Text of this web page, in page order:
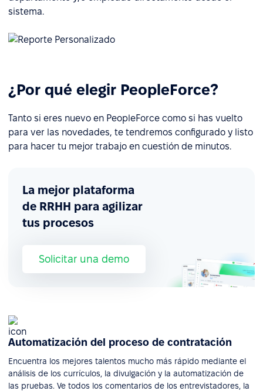
sistema.
¿Por qué elegir PeopleForce?
Tanto si eres nuevo en PeopleForce como si has vuelto
para ver las novedades, te tendremos configurado y listo
para hacer tu mejor trabajo en cuestión de minutos.
La mejor plataforma
de RRHH para agilizar
tus procesos
Solicitar una demo
Automatización del proceso de contratación
Encuentra los mejores talentos mucho más rápido mediante el
análisis de los currículos, la divulgación y la automatización de
las pruebas. Ve todos los comentarios de los entrevistadores, la